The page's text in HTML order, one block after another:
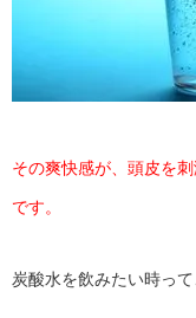
その爽快感が、頭皮を
です。
炭酸水を飲みたい時っ